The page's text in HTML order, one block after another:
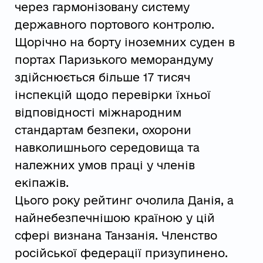
через гармонізовану систему
державного портового контролю.
Щорічно на борту іноземних суден в
портах Паризького меморандуму
здійснюється більше 17 тисяч
інспекцій щодо перевірки їхньої
відповідності міжнародним
стандартам безпеки, охорони
навколишнього середовища та
належних умов праці у членів
екіпажів.
Цього року рейтинг очолила Данія, а
найнебезпечнішою країною у цій
сфері визнана Танзанія. Членство
російської федерації призупинено.